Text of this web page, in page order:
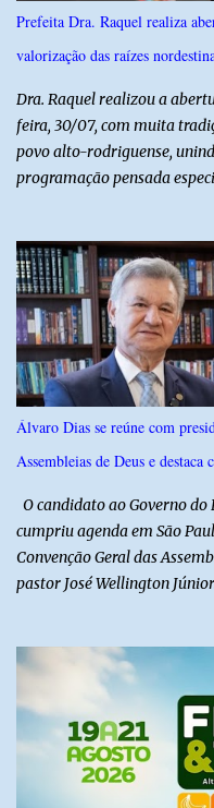
sob cuidados médicos
Polícia Militar, a criança é
alerta sobre álcool e
Prefeita Dra. Raquel realiza
valorização das raízes
Dra. Raquel realizou a
feira, 30/07, com muita
povo alto-rodriguense,
programação pensada
mostrando o cuidado com
A primeira noite foi
emocionaram o público,
municipais Félix Antônio e
dos Cangaceiros do
e o belíssimo espetáculo
Resistência", do Alto em
gargalhadas e
a alegria de todos. E o
mais dois dias de muita
Álvaro Dias se reúne com
Assembleias de Deus e
O candidato ao Governo do
cumpriu agenda em São
Convenção Geral das
pastor José Wellington
político nacional e estadual.
Dias, o pastor José
candidatura e ressaltou a
no processo democrático,
como a defesa da família, o
enfrentamento às drogas e